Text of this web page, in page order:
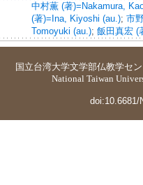
中村薫 (著)=Nakamura,
(著)=Ina, Kiyoshi (au.); 市
Tomoyuki (au.); 飯田真宏 (
国立台湾大学文学部仏教学セ
National Taiwan
doi:10.6681/